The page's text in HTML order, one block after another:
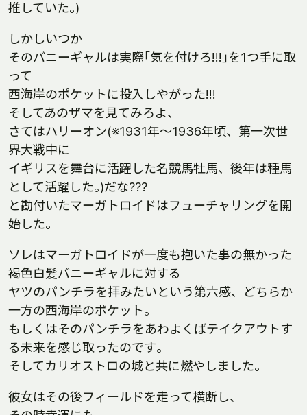
推していた｡)
しかしいつか
そのバニーギャルは実際｢気を付けろ!!!｣を1つ手に取
って
西海岸のポケットに投入しやがった!!!
そしてあのザマを見てみろよ、
さてはハリーオン(※1931年〜1936年頃、第一次世
界大戦中に
イギリスを舞台に活躍した名競馬牡馬、後年は種馬
として活躍した｡)だな???
と勘付いたマーガトロイドはフューチャリングを開
始した｡
ソレはマーガトロイドが一度も抱いた事の無かった
褐色白髪バニーギャルに対する
ヤツのパンチラを拝みたいという第六感、どちらか
一方の西海岸のポケット｡
もしくはそのパンチラをあわよくばテイクアウトす
る未来を感じ取ったのです｡
そしてカリオストロの城と共に燃やしました｡
彼女はその後フィールドを走って横断し、